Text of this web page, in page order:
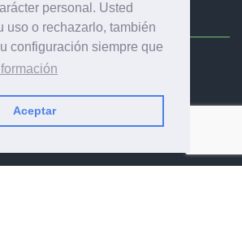
personal. Usted
uso o rechazarlo, también
configuración siempre que
Aceptar
S.C.P.